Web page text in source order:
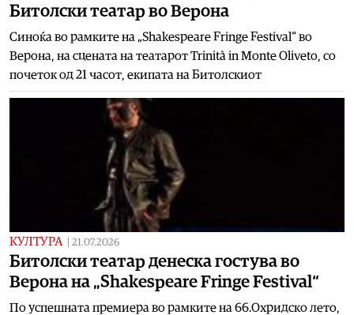
Битолски театар во Верона
Синоќа во рамките на „Shakespeare Fringe Festival“ во
Верона, на сцената на театарот Trinità in Monte Oliveto, со
почеток од 21 часот, екипата на Битолскиот
КУЛТУРА 21.07.2026
Битолски театар денеска гостува во
Верона на „Shakespeare Fringe Festival“
По успешната премиера во рамките на 66.Охридско лето,